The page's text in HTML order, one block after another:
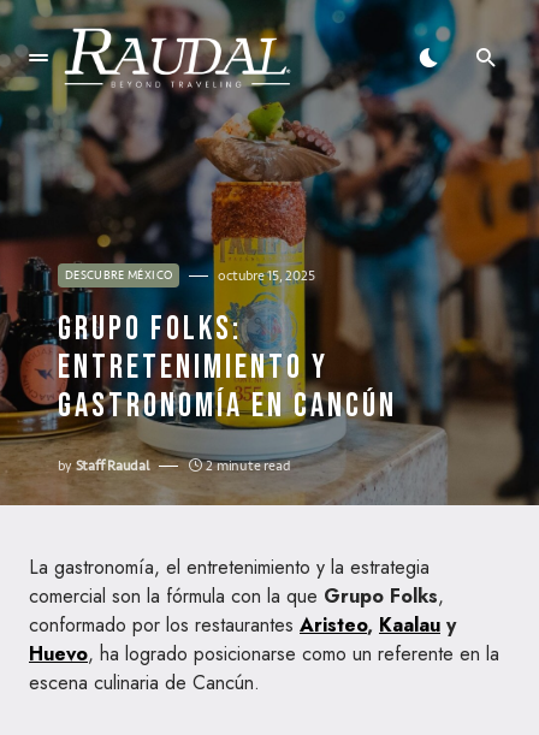
DESCUBRE MÉXICO octubre 15, 2025
GRUPO FOLKS:
ENTRETENIMIENTO Y
GASTRONOMÍA EN CANCÚN
byStaff Raudal 2 minute read
La gastronomía, el entretenimiento y la estrategia
comercial son la fórmula con la que Grupo Folks,
conformado por los restaurantes Aristeo, Kaalau y
Huevo, ha logrado posicionarse como un referente en la
escena culinaria de Cancún.